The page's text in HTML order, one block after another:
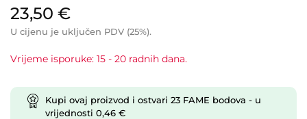
23,50 €
U cijenu je uključen PDV (25%).
Vrijeme isporuke: 15 - 20 radnih dana.
Kupi ovaj proizvod i ostvari 23 FAME bodova - u
vrijednosti 0,46 €